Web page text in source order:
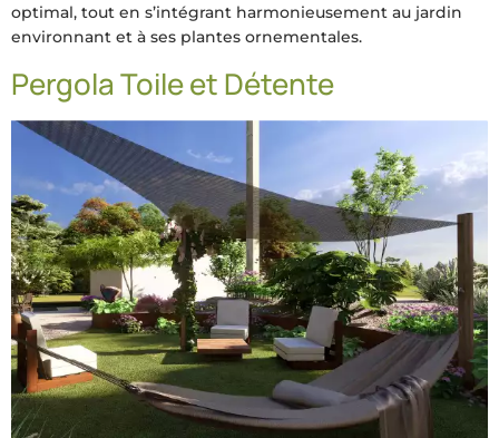
optimal, tout en s’intégrant harmonieusement au jardin
environnant et à ses plantes ornementales.
Pergola Toile et Détente